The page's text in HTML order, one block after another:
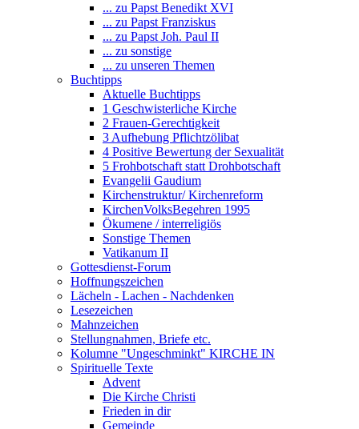
... zu Papst Benedikt XVI
... zu Papst Franziskus
... zu Papst Joh. Paul II
... zu sonstige
... zu unseren Themen
Buchtipps
Aktuelle Buchtipps
1 Geschwisterliche Kirche
2 Frauen-Gerechtigkeit
3 Aufhebung Pflichtzölibat
4 Positive Bewertung der Sexualität
5 Frohbotschaft statt Drohbotschaft
Evangelii Gaudium
Kirchenstruktur/ Kirchenreform
KirchenVolksBegehren 1995
Ökumene / interreligiös
Sonstige Themen
Vatikanum II
Gottesdienst-Forum
Hoffnungszeichen
Lächeln - Lachen - Nachdenken
Lesezeichen
Mahnzeichen
Stellungnahmen, Briefe etc.
Kolumne "Ungeschminkt" KIRCHE IN
Spirituelle Texte
Advent
Die Kirche Christi
Frieden in dir
Gemeinde